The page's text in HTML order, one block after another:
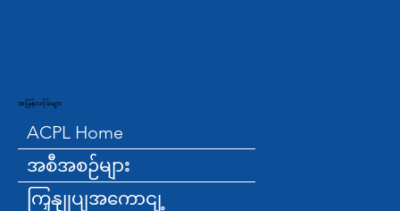
အမြန်လင့်ခ်များ
ACPL Home
အစီအစဉ်များ
ကြှနျုပျအကောငျ့